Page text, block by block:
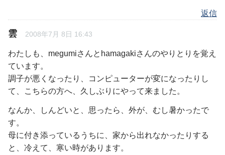
返信
雲 2008年7月 8日 16:43
わたしも、megumiさんとhamagakiさんのやりとりを覚え
ています。
調子が悪くなったり、コンピューターが変になったりし
て、こちらの方へ、久しぶりにやって来ました。
なんか、しんどいと、思ったら、外が、むし暑かったで
す。
母に付き添っているうちに、家から出れなかったりする
と、冷えて、寒い時があります。